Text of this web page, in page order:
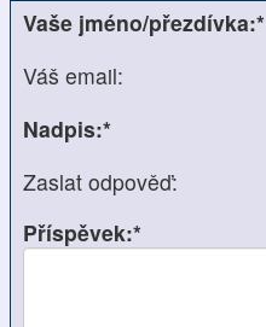
Vaše jméno/přezdívka:*
Váš email:
Nadpis:*
Zaslat odpověď:
Příspěvek:*